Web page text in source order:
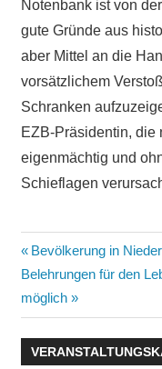
Notenbank ist von
gute Gründe aus
aber Mittel an die
vorsätzlichem
Schranken
EZB-Präsidentin, die
eigenmächtig und
Schieflagen
Vorheriger
Beitrag:
Bevölkerung in
Nächster
Beitrag:
Belehrungen für den
möglich